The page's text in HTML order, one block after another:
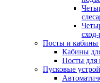
Посты и кабины
Кабины
Посты для
Пусковые